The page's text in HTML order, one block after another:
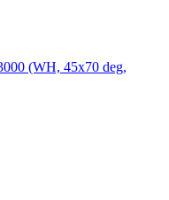
(WH, 45x70 deg,